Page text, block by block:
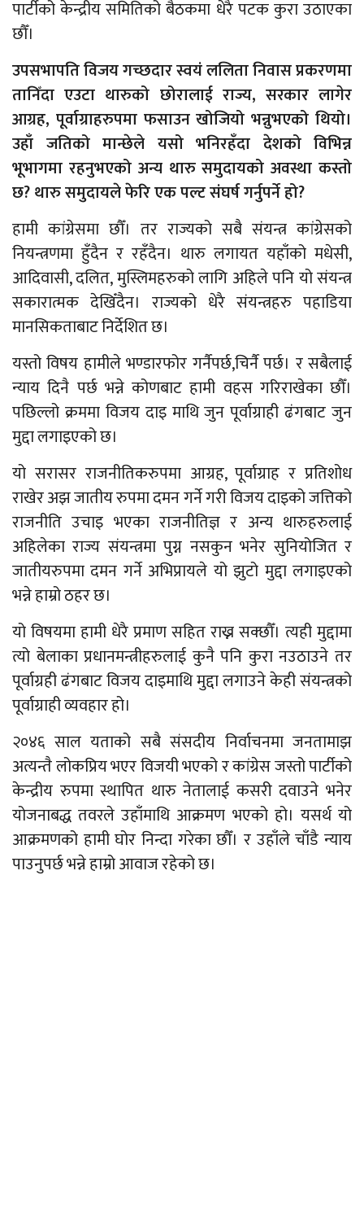
पार्टीको केन्द्रीय समितिको बैठकमा धेरै पटक कुरा उठाएका
छौँ।
उपसभापति विजय गच्छदार स्वयं ललिता निवास प्रकरणमा
तानिँदा एउटा थारुको छोरालाई राज्य, सरकार लागेर
आग्रह, पूर्वाग्राहरुपमा फसाउन खोजियो भन्नुभएको थियो।
उहाँ जतिको मान्छेले यसो भनिरहँदा देशको विभिन्न
भूभागमा रहनुभएको अन्य थारु समुदायको अवस्था कस्तो
छ? थारु समुदायले फेरि एक पल्ट संघर्ष गर्नुपर्ने हो?
हामी कांग्रेसमा छौँ। तर राज्यको सबै संयन्त्र कांग्रेसको
नियन्त्रणमा हुँदैन र रहँदैन। थारु लगायत यहाँको मधेसी,
आदिवासी, दलित, मुस्लिमहरुको लागि अहिले पनि यो संयन्त्र
सकारात्मक देखिँदैन। राज्यको धेरै संयन्त्रहरु पहाडिया
मानसिकताबाट निर्देशित छ।
यस्तो विषय हामीले भण्डारफोर गर्नैपर्छ,चिर्नै पर्छ। र सबैलाई
न्याय दिनै पर्छ भन्ने कोणबाट हामी वहस गरिराखेका छौँ।
पछिल्लो क्रममा विजय दाइ माथि जुन पूर्वाग्राही ढंगबाट जुन
मुद्दा लगाइएको छ।
यो सरासर राजनीतिकरुपमा आग्रह, पूर्वाग्राह र प्रतिशोध
राखेर अझ जातीय रुपमा दमन गर्ने गरी विजय दाइको जत्तिको
राजनीति उचाइ भएका राजनीतिज्ञ र अन्य थारुहरुलाई
अहिलेका राज्य संयन्त्रमा पुग्न नसकुन भनेर सुनियोजित र
जातीयरुपमा दमन गर्ने अभिप्रायले यो झुटो मुद्दा लगाइएको
भन्ने हाम्रो ठहर छ।
यो विषयमा हामी धेरै प्रमाण सहित राख्न सक्छौँ। त्यही मुद्दामा
त्यो बेलाका प्रधानमन्त्रीहरुलाई कुनै पनि कुरा नउठाउने तर
पूर्वाग्रही ढंगबाट विजय दाइमाथि मुद्दा लगाउने केही संयन्त्रको
पूर्वाग्राही व्यवहार हो।
२०४६ साल यताको सबै संसदीय निर्वाचनमा जनतामाझ
अत्यन्तै लोकप्रिय भएर विजयी भएको र कांग्रेस जस्तो पार्टीको
केन्द्रीय रुपमा स्थापित थारु नेतालाई कसरी दवाउने भनेर
योजनाबद्ध तवरले उहाँमाथि आक्रमण भएको हो। यसर्थ यो
आक्रमणको हामी घोर निन्दा गरेका छौँ। र उहाँले चाँडै न्याय
पाउनुपर्छ भन्ने हाम्रो आवाज रहेको छ।